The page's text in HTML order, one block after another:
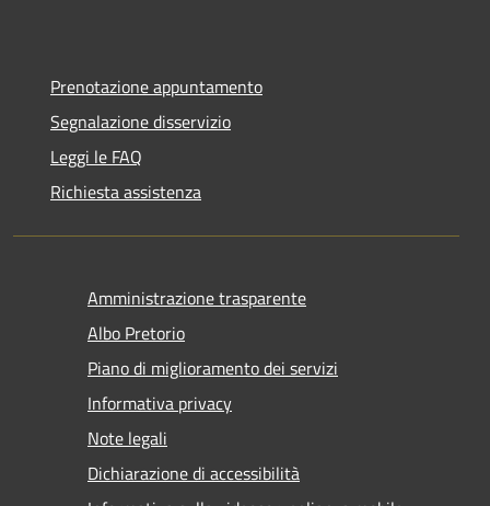
Prenotazione appuntamento
Segnalazione disservizio
Leggi le FAQ
Richiesta assistenza
Amministrazione trasparente
Albo Pretorio
Piano di miglioramento dei servizi
Informativa privacy
Note legali
Dichiarazione di accessibilità